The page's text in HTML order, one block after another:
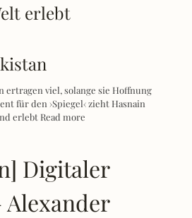
erlebt
ertragen viel, solange sie Hoffnung
für den ›Spiegel‹ zieht Hasnain
erlebt Read more
Digitaler